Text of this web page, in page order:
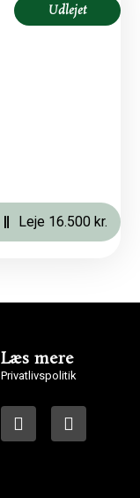
Udlejet
Leje 16.500 kr.
Læs mere
Privatlivspolitik